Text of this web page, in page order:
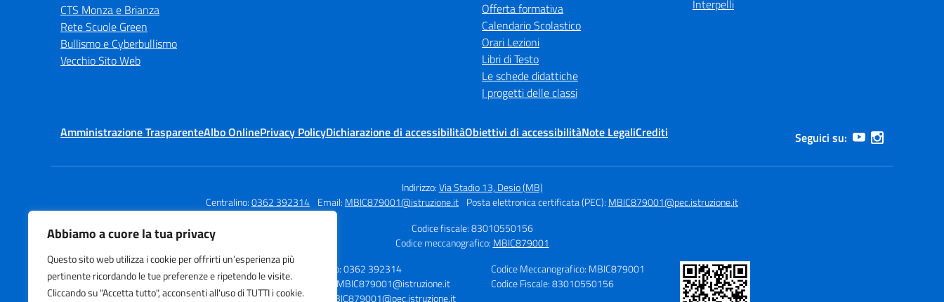
Abbiamo a cuore la tua privacy
Questo sito web utilizza i cookie per offrirti un’esperienza più
pertinente ricordando le tue preferenze e ripetendo le visite.
Cliccando su "Accetta tutto", acconsenti all'uso di TUTTI i cookie.
CTS Monza e Brianza
Rete Scuole Green
Bullismo e Cyberbullismo
Vecchio Sito Web
Offerta formativa
Calendario Scolastico
Orari Lezioni
Libri di Testo
Le schede didattiche
I progetti delle classi
Interpelli
Amministrazione TrasparenteAlbo OnlinePrivacy PolicyDichiarazione di accessibilitàObiettivi di accessibilitàNote LegaliCrediti Seguici su:
Indirizzo:Via Stadio 13, Desio (MB)
Centralino:0362 392314 Email: MBIC879001@istruzione.it Posta elettronica certificata (PEC): MBIC879001@pec.istruzione.it
Codice fiscale: 83010550156
Codice meccanografico: MBIC879001
Istituto Comprensivo
Via Agnesi
Via Stadio 13, Desio (MB)
Telefono: 0362 392314
E-mail: MBIC879001@istruzione.it
PEC: MBIC879001@pec.istruzione.it
Codice Meccanografico: MBIC879001
Codice Fiscale: 83010550156